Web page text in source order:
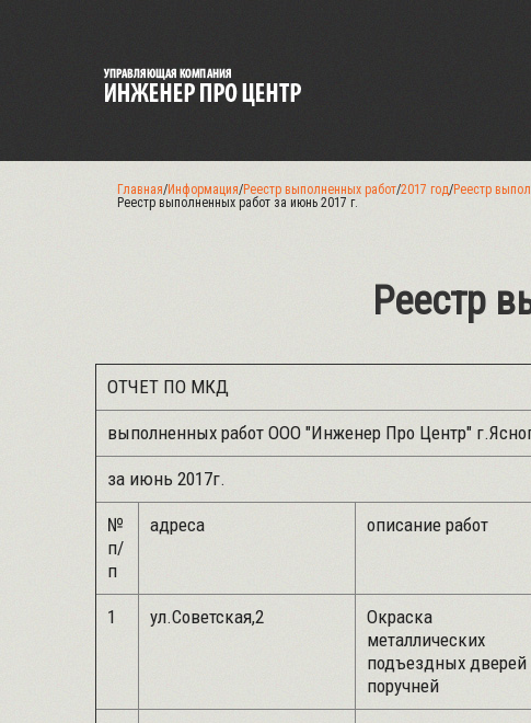
Главная/Информация/Реестр выполненных работ/2017 год/Реестр
Реестр выполненных работ за июнь 2017 г.
Реестр
ОТЧЕТ ПО МКД
выполненных работ ООО "Инженер Про Центр"
за июнь 2017г.
№
п/
п
адреса описание работ
1 ул.Советская,2
Окраска
металлических
подъездных дверей
поручней